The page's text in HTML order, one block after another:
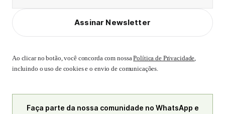
Assinar Newsletter
Ao clicar no botão, você concorda com nossaPolítica de Privacidade,
incluindo o uso de cookies e o envio de comunicações.
Faça parte da nossa comunidade no WhatsApp e